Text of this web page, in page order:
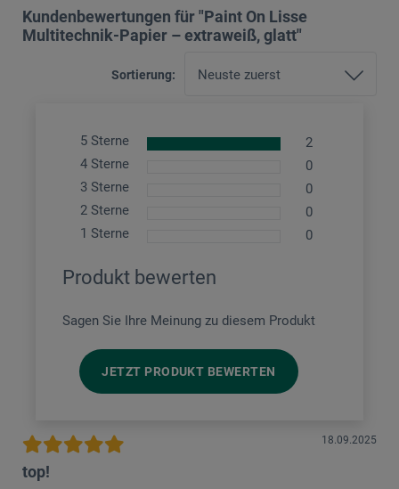
Kundenbewertungen für "Paint On Lisse
Multitechnik-Papier – extraweiß, glatt"
Sortierung:
5 Sterne
2
4 Sterne
0
3 Sterne
0
2 Sterne
0
1 Sterne
0
Produkt bewerten
Sagen Sie Ihre Meinung zu diesem Produkt
JETZT PRODUKT BEWERTEN
18.09.2025
top!